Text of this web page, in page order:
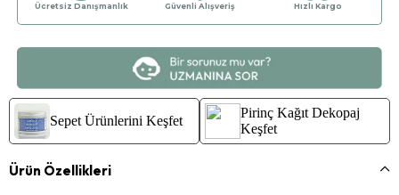
Ücretsiz Danışmanlık Güvenli Alışveriş Hızlı Kargo
Sepet Ürünlerini Keşfet
Pirinç Kağıt Dekopaj
Keşfet
Ürün Özellikleri